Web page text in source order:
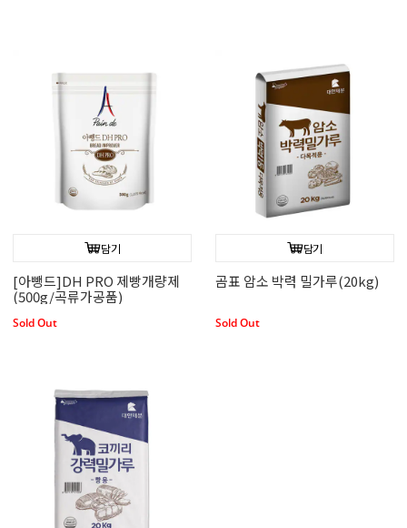
담기
[아뺑드]DH PRO 제빵개량제
(500g/곡류가공품)
Sold Out
담기
곰표 암소 박력 밀가루(20kg)
Sold Out